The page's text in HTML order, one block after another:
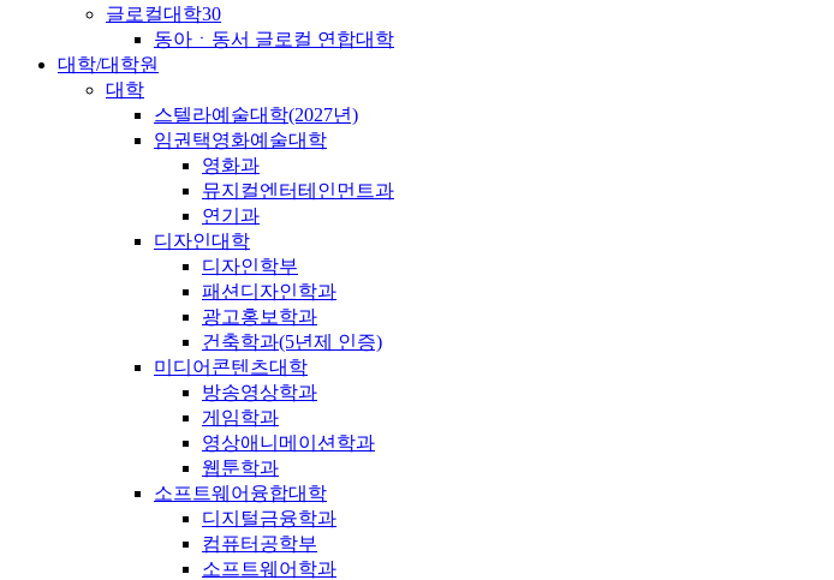
글로컬대학30
동아ㆍ동서 글로컬 연합대학
대학/대학원
대학
스텔라예술대학(2027년)
임권택영화예술대학
영화과
뮤지컬엔터테인먼트과
연기과
디자인대학
디자인학부
패션디자인학과
광고홍보학과
건축학과(5년제 인증)
미디어콘텐츠대학
방송영상학과
게임학과
영상애니메이션학과
웹툰학과
소프트웨어융합대학
디지털금융학과
컴퓨터공학부
소프트웨어학과